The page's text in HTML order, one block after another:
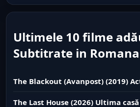
Ultimele 10 filme
Subtitrate in Romana
The Blackout (Avanpost) (2019)
The Last House (2026) Ultima